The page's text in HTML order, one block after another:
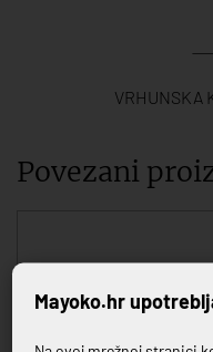
VRHUNSKA
Povezani
Mayoko.hr